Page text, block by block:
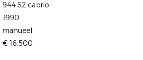
944 S2 cabrio
1990
manueel
€ 16.500